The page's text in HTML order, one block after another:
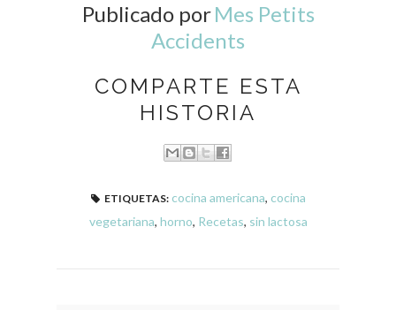
Publicado porMes Petits
Accidents
COMPARTE ESTA
HISTORIA
ETIQUETAS: cocina americana, cocina
vegetariana, horno, Recetas, sin lactosa